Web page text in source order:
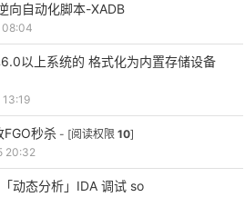
向自动化脚本-XADB
以上系统的 格式化为内置存储设备
FGO秒杀 - [阅读权限 10]
20:32
动态分析」IDA 调试 so